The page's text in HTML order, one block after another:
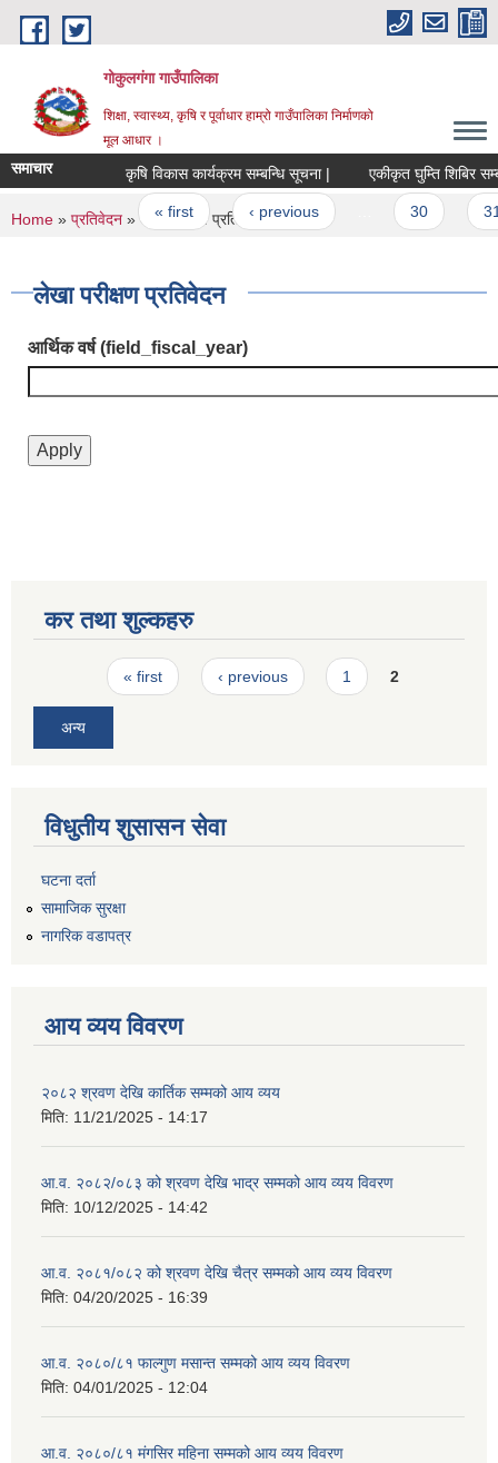
Skip to main content
गोकुलगंगा गाउँपालिका
शिक्षा, स्वास्थ्य, कृषि र पूर्वाधार हाम्रो गाउँपालिका निर्माणको
मूल आधार ।
समाचार कृषि विकास कार्यक्रम सम्बन्धि सूचना | एकीकृत घुम्ति शिबिर
Pages
« first ‹ previous 30 31
You are here
Home » प्रतिवेदन » लेखा परीक्षण प्रतिवेदन
लेखा परीक्षण प्रतिवेदन
आर्थिक वर्ष (field_fiscal_year)
कर तथा शुल्कहरु
Pages« first ‹ previous 1 2
अन्य
विधुतीय शुसासन सेवा
घटना दर्ता
सामाजिक सुरक्षा
नागरिक वडापत्र
आय व्यय विवरण
२०८२ श्रवण देखि कार्तिक सम्मको आय व्यय
मिति: 11/21/2025 - 14:17
आ.व. २०८२/०८३ को श्रवण देखि भाद्र सम्मको आय व्यय विवरण
मिति: 10/12/2025 - 14:42
आ.व. २०८१/०८२ को श्रवण देखि चैत्र सम्मको आय व्यय विवरण
मिति: 04/20/2025 - 16:39
आ.व. २०८०/८१ फाल्गुण मसान्त सम्मको आय व्यय विवरण
मिति: 04/01/2025 - 12:04
आ.व. २०८०/८१ मंगसिर महिना सम्मको आय व्यय विवरण